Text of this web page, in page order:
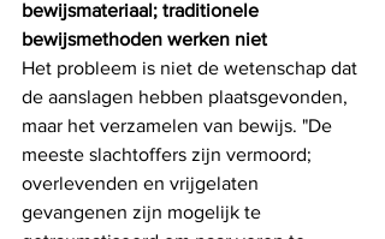
bewijsmateriaal; traditionele
bewijsmethoden werken niet
Het probleem is niet de wetenschap dat
de aanslagen hebben plaatsgevonden,
maar het verzamelen van bewijs. "De
meeste slachtoffers zijn vermoord;
overlevenden en vrijgelaten
gevangenen zijn mogelijk te